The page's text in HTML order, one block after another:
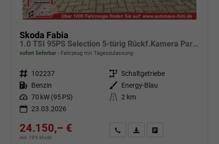
Skoda Fabia
1.0 TSI 95PS Selection 5-türig Rückf.Kamera Parksensoren Sitzheizung Multifunktionslenkrad Klima Skoda-Radio Bluetooth Touchscreen Tempomat Nebelsch. Apple CarPlay + Android Auto
sofort lieferbar Fahrzeug mit Tageszulassung
Fahrzeugnr. 102237 Getriebe Schaltgetriebe
Kraftstoff Benzin Außenfarbe
Energy-Blau
Leistung 70 kW (95 PS) Kilometerstand 2 km
23.03.2026
24.150,– €
incl. 19% MwSt.
Angebot anfordern
Fahrzeugexpose (PDF)